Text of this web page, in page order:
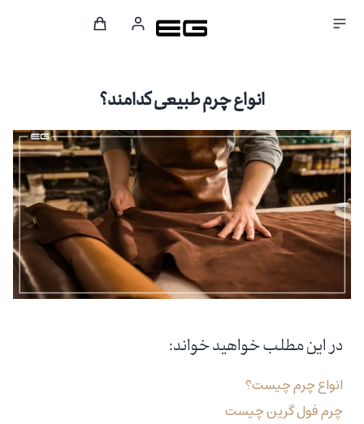
انواع چرم طبیعی کدامند؟
در این مطلب خواهید خواند:
انواع چرم چیست؟
چرم فول گرین چیست